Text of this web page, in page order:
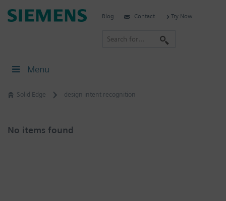
Skip
to
Solid Edge design intent recognition
No items found
Siemens
Blog Contact Try Now
c
Menu